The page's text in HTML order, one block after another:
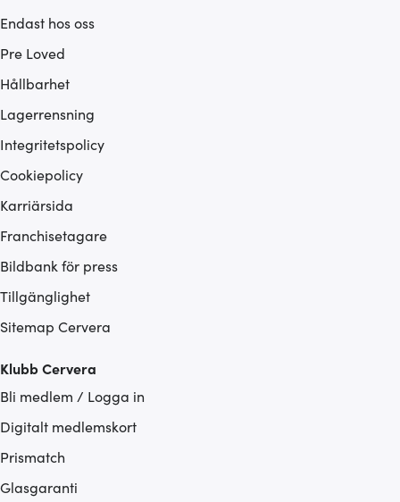
Endast hos oss
Pre Loved
Hållbarhet
Lagerrensning
Integritetspolicy
Cookiepolicy
Karriärsida
Franchisetagare
Bildbank för press
Tillgänglighet
Sitemap Cervera
Klubb Cervera
Bli medlem / Logga in
Digitalt medlemskort
Prismatch
Glasgaranti